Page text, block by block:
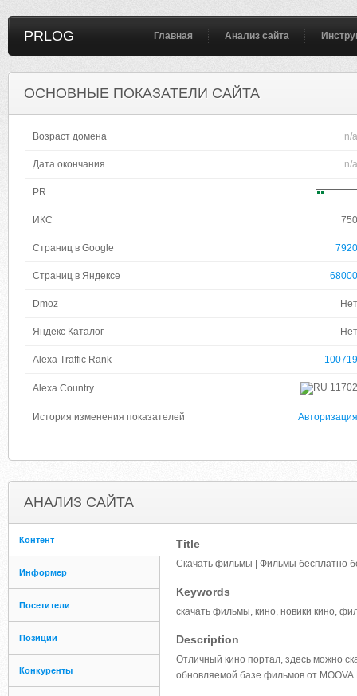
PRLOG Главная Анализ сайта
ОСНОВНЫЕ ПОКАЗАТЕЛИ САЙТА
Возраст домена n/a
Дата окончания n/a
PR
ИКС 750
Страниц в Google 7920
Страниц в Яндексе 68000
Dmoz Нет
Яндекс Каталог Нет
Alexa Traffic Rank 100719
Alexa Country 11702
История изменения показателей Авторизация
АНАЛИЗ САЙТА
Контент
Информер
Посетители
Позиции
Конкуренты
Title
Скачать фильмы | Фильмы бесплатно
Keywords
скачать фильмы, кино, новики кино,
Description
Отличный кино портал, здесь можно
обновляемой базе фильмов от